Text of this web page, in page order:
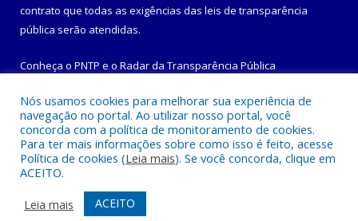
contrato que todas as exigências das leis de transparência
pública serão atendidas.
Conheça o PNTP e o Radar da Transparência Pública
Todos os direitos reservados a Prefeitura Municipal de
Maracanã.
Mapa do Site
Acessar Área Administrativa
Acessar Webmail
Nós usamos cookies para melhorar sua experiência de
navegação no portal. Ao utilizar nosso portal, você
concorda com a política de monitoramento de cookies.
Para ter mais informações sobre como isso é feito, acesse
Política de cookies (Leia mais). Se você concorda, clique em
ACEITO.
Leia mais
ACEITO